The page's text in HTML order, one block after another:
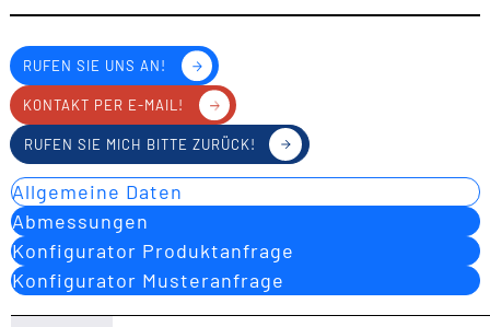
RUFEN SIE UNS AN!
KONTAKT PER E-MAIL!
RUFEN SIE MICH BITTE ZURÜCK!
Allgemeine Daten
Abmessungen
Konfigurator Produktanfrage
Konfigurator Musteranfrage